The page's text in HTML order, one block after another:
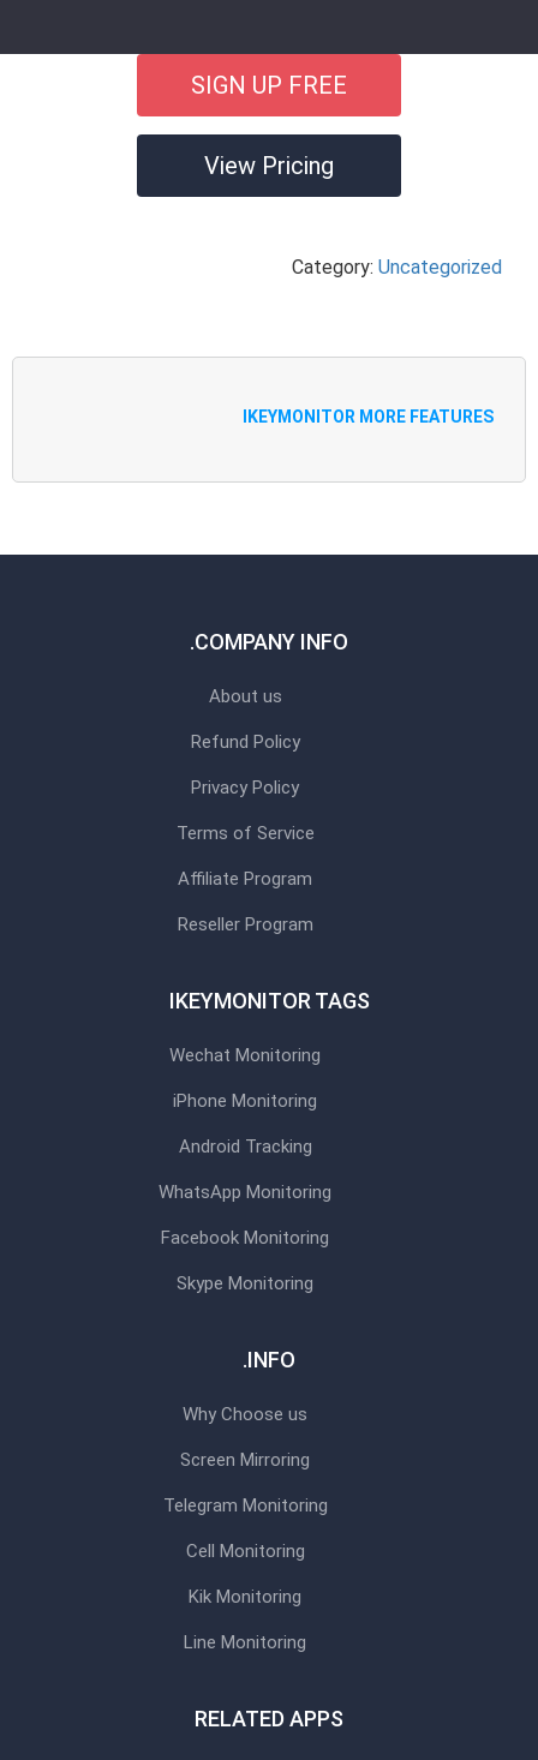
SIGN UP FREE
View Pricing
Category: Uncategorized
IKEYMONITOR MORE FEATURES
COMPANY INFO.
About us
Refund Policy
Privacy Policy
Terms of Service
Affiliate Program
Reseller Program
IKEYMONITOR TAGS
Wechat Monitoring
iPhone Monitoring
Android Tracking
WhatsApp Monitoring
Facebook Monitoring
Skype Monitoring
INFO.
Why Choose us
Screen Mirroring
Telegram Monitoring
Cell Monitoring
Kik Monitoring
Line Monitoring
RELATED APPS